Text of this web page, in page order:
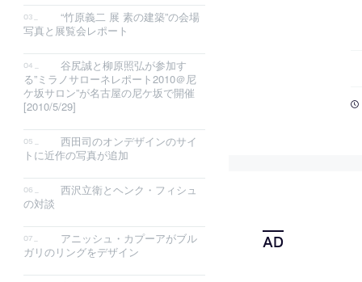
“竹原義二 展 素の建築”の会場
写真と展覧会レポート
谷尻誠と柳原照弘が参加す
る”ミラノサローネレポート2010＠尼
ケ坂サロン”が名古屋の尼ケ坂で開催
[2010/5/29]
西田司のオンデザインのサイ
トに近作の写真が追加
西沢立衛とヘンク・フィシュ
の対談
アニッシュ・カプーアがブル
ガリのリングをデザイン